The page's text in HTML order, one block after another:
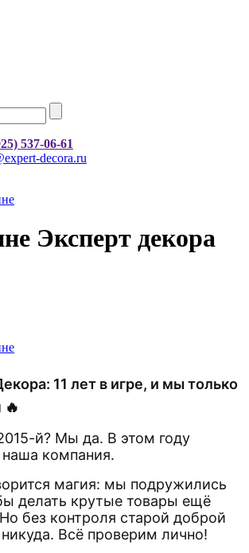
537-06-61
decora.ru
Эксперт декора
11 лет в игре, и мы только
й? Мы да. В этом году
компания.
магия: мы подружились
делать крутые товары ещё
без контроля старой доброй
Всё проверим лично!